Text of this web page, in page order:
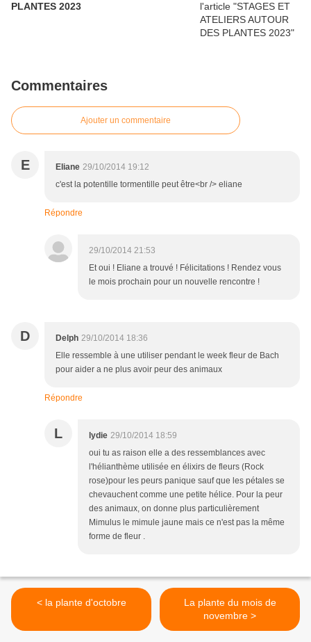
PLANTES 2023
Commentaires
Ajouter un commentaire
E Eliane 29/10/2014 19:12
c'est la potentille tormentille peut être<br /> eliane
Répondre
29/10/2014 21:53
Et oui ! Eliane a trouvé ! Félicitations ! Rendez vous
le mois prochain pour un nouvelle rencontre !
D Delph 29/10/2014 18:36
Elle ressemble à une utiliser pendant le week fleur de Bach
pour aider a ne plus avoir peur des animaux
Répondre
L lydie 29/10/2014 18:59
oui tu as raison elle a des ressemblances avec
l'hélianthème utilisée en élixirs de fleurs (Rock
rose)pour les peurs panique sauf que les pétales se
chevauchent comme une petite hélice. Pour la peur
des animaux, on donne plus particulièrement
Mimulus le mimule jaune mais ce n'est pas la même
forme de fleur .
< la plante d'octobre
La plante du mois de
novembre >